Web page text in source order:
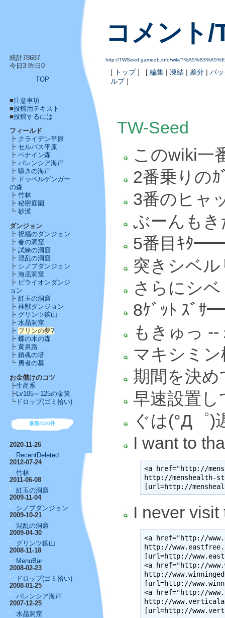
コメント/
http://TWSeed.gamedb.info/wiki/
[ トップ] [ 編集 | 凍結 | 差分 | バ
ルプ]
統計78687
今日3 昨日0
TOP
■注意事項
■投稿用テキスト
■投稿するには
フィールド
┣ クライデン平原
┣ セルバス平原
┣ ペナイン森
┣ パレンシア海岸
┣ 囁きの海岸
┣
ドッペルゲンガー
の森
┣ 竹林
┣ 秘密庭園
┗ 砂漠
ダンジョン
┣ 祝福のダンジョン
┣ 春の洞窟
┣ 試練の洞窟
┣ 混乱の洞窟
┣ シノプダンジョン
┣ 海底洞窟
┣ ピライオンダンジ
ョン
┣ 紅玉の洞窟
┣ 神獣ダンジョン
┣ グリンツ鉱山
┣ 水晶洞窟
┣ フリンの夢?
┣ 蝶の木の森
┣ 黄泉路
┣ 鎮魂の塔
┗ 勇者の墓
お金儲けのコツ
┣生産系
┣ Lv105～125の金策
┗ ドロップ(ゴミ拾い)
最新の20件
2020-11-26
RecentDeleted
2012-07-24
竹林
2011-06-08
紅玉の洞窟
2009-11-04
シノプダンジョン
2009-10-21
混乱の洞窟
2009-04-30
グリンツ鉱山
2008-11-18
MenuBar
2008-02-23
ドロップ(ゴミ拾い)
2008-01-25
パレンシア海岸
2007-12-25
水晶洞窟
TW-Seed
このwiki一
2番乗りの
3番のヒャ
ぶーんも
5番目ｷ
突きシベ
さらにシベ
8ｹﾞｯﾄ ｽ
もきゅっ --
マキシミ
期間を決
早速設置
ぐは(°Д゜
I want to
<a href="http://
http://menshealth-
[url=http://
I never
<a href="http://
http://
[url=http://
<a href="http://
http://
[url=http://
<a href="http://
http://
[url=http://